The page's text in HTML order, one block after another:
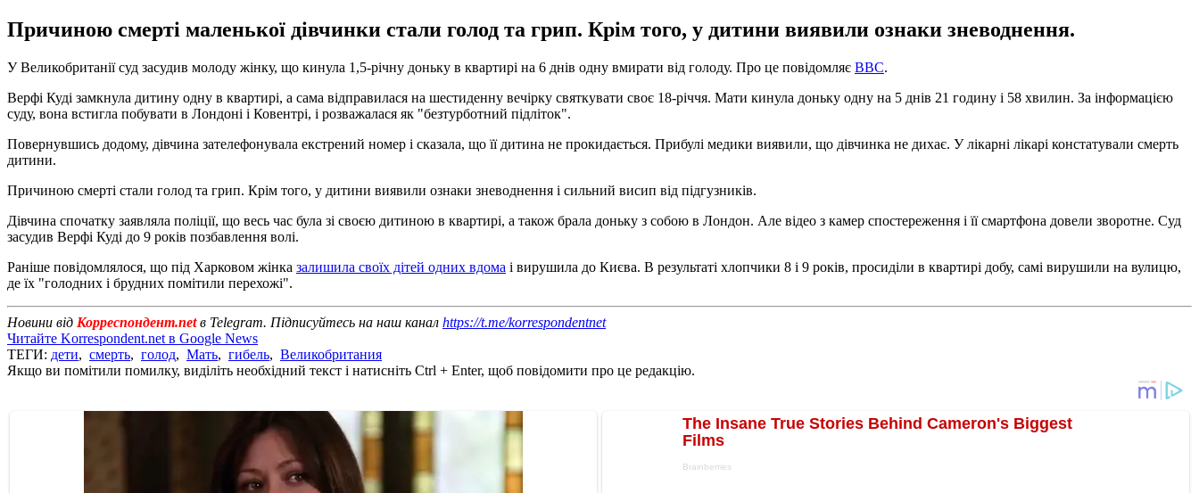
Причиною смерті маленької дівчинки стали голод та грип. Крім того, у дитини виявили ознаки зневоднення.
У Великобританії суд засудив молоду жінку, що кинула 1,5-річну доньку в квартирі на 6 днів одну вмирати від голоду. Про це повідомляє BBC.
Верфі Куді замкнула дитину одну в квартирі, а сама відправилася на шестиденну вечірку святкувати своє 18-річчя. Мати кинула доньку одну на 5 днів 21 годину і 58 хвилин. За інформацією
суду, вона встигла побувати в Лондоні і Ковентрі, і розважалася як "безтурботний підліток".
Повернувшись додому, дівчина зателефонувала екстрений номер і сказала, що її дитина не прокидається. Прибулі медики виявили, що дівчинка не дихає. У лікарні лікарі констатували смерть
дитини.
Причиною смерті стали голод та грип. Крім того, у дитини виявили ознаки зневоднення і сильний висип від підгузників.
Дівчина спочатку заявляла поліції, що весь час була зі своєю дитиною в квартирі, а також брала доньку з собою в Лондон. Але відео з камер спостереження і її смартфона довели зворотне. Суд
засудив Верфі Куді до 9 років позбавлення волі.
Раніше повідомлялося, що під Харковом жінка залишила своїх дітей одних вдома і вирушила до Києва. В результаті хлопчики 8 і 9 років, просиділи в квартирі добу, самі вирушили на вулицю,
де їх "голодних і брудних помітили перехожі".
Новини від Корреспондент.netв Telegram. Підписуйтесь на наш канал https://t.me/korrespondentnet
Читайте Korrespondent.net в Google News
ТЕГИ: дети, смерть, голод, Мать, гибель, Великобритания
Якщо ви помітили помилку, виділіть необхідний текст і натисніть Ctrl + Enter, щоб повідомити про це редакцію.